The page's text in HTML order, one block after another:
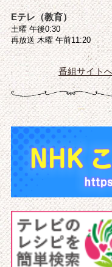
Eテレ（教育）
土曜 午後0:30
再放送 木曜 午前11:20
番組サイト